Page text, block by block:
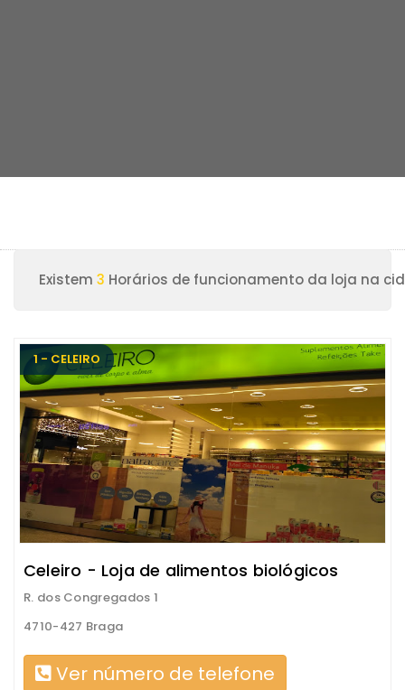
Existem 3 Horários de funcionamento da loja na
1 - CELEIRO
Celeiro - Loja de alimentos biológicos
R. dos Congregados 1
4710-427 Braga
Ver número de telefone